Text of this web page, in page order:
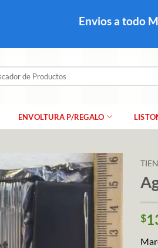
Envios a todo
ENVOLTURA P/REGALO
$